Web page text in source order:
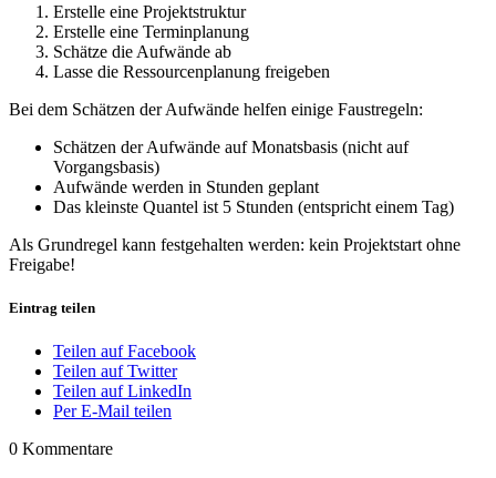
Erstelle eine Projektstruktur
Erstelle eine Terminplanung
Schätze die Aufwände ab
Lasse die Ressourcenplanung freigeben
Bei dem Schätzen der Aufwände helfen einige Faustregeln:
Schätzen der Aufwände auf Monatsbasis (nicht auf
Vorgangsbasis)
Aufwände werden in Stunden geplant
Das kleinste Quantel ist 5 Stunden (entspricht einem Tag)
Als Grundregel kann festgehalten werden: kein Projektstart ohne
Freigabe!
Eintrag teilen
Teilen auf Facebook
Teilen auf Twitter
Teilen auf LinkedIn
Per E-Mail teilen
0 Kommentare